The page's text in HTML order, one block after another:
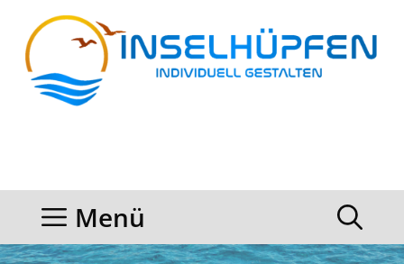
Inhalt
springen
Menü